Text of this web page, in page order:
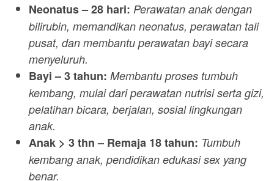
Neonatus – 28 hari: Perawatan anak dengan
bilirubin, memandikan neonatus, perawatan tali
pusat, dan membantu perawatan bayi secara
menyeluruh.
Bayi – 3 tahun: Membantu proses tumbuh
kembang, mulai dari perawatan nutrisi serta gizi,
pelatihan bicara, berjalan, sosial lingkungan
anak.
Anak > 3 thn – Remaja 18 tahun: Tumbuh
kembang anak, pendidikan edukasi sex yang
benar.